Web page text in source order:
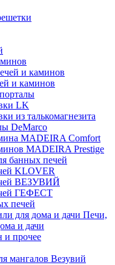
и каминов
LK
из талькомагнезита
DeMarco
MADEIRA Comfort
MADEIRA Prestige
банных печей
KLOVER
ВЕЗУВИЙ
ГЕФЕСТ
печей
Печи,
и дачи
и прочее
мангалов Везувий